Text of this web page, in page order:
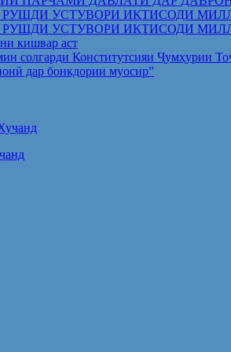
РУШДИ УСТУВОРИ ИҚТИСОДИ
РУШДИ УСТУВОРИ ИҚТИСОДИ
кишвар аст
солгарди Конститутсияи Ҷумҳурии
дар бонкдории муосир”